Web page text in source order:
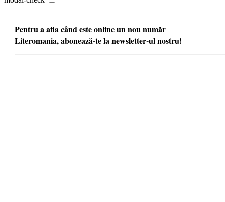
Pentru a afla când este online un nou număr
Literomania, abonează-te la newsletter-ul nostru!